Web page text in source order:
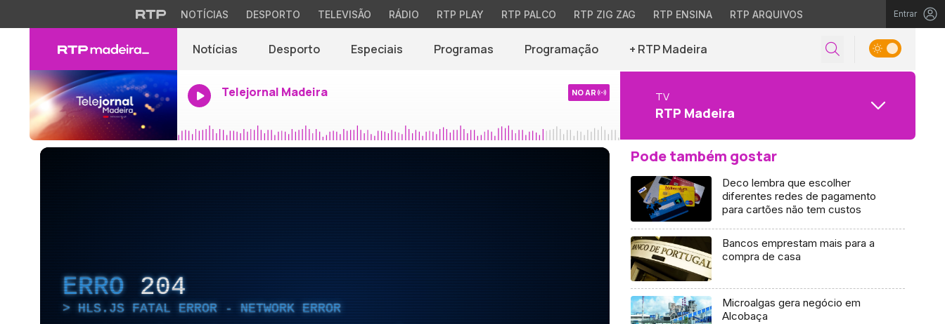
NOTÍCIAS DESPORTO TELEVISÃO RÁDIO RTP PLAY RTP PALCO RTP ZIG ZAG RTP ENSINA RTP ARQUIVOS Entrar
Notícias Desporto Especiais Programas Programação + RTP Madeira
Telejornal Madeira NO AR TV
RTP Madeira
ERRO 204
HLS.JS FATAL ERROR - NETWORK ERROR
Pode também gostar
Deco lembra que escolher
diferentes redes de pagamento
para cartões não tem custos
Bancos emprestam mais para a
compra de casa
Microalgas gera negócio em
Alcobaça